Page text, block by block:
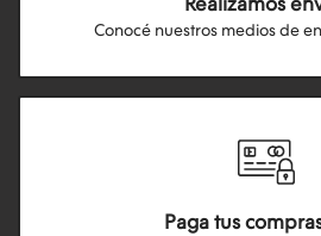
Conocé nuestros medios de
Paga tus